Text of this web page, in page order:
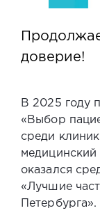
доверие!
В 2025 году
«Выбор
среди
медицинский
оказался
«Лучшие
Петербурга».